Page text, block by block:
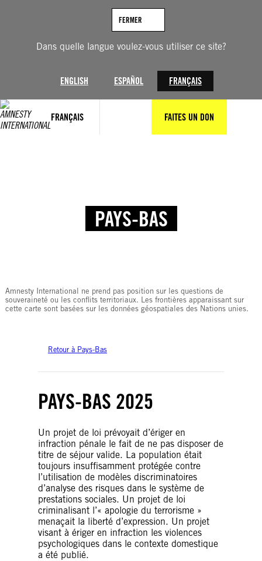
Dans quelle langue voulez-vous utiliser ce site?
ENGLISH ESPAÑOL FRANÇAIS
FERMER
FRANÇAIS FAITES UN DON
PAYS-BAS
Amnesty International ne prend pas position sur les questions de
souveraineté ou les conflits territoriaux. Les frontières apparaissant sur
cette carte sont basées sur les données géospatiales des Nations unies.
Retour à Pays-Bas
PAYS-BAS 2025
Un projet de loi prévoyait d’ériger en
infraction pénale le fait de ne pas disposer de
titre de séjour valide. La population était
toujours insuffisamment protégée contre
l’utilisation de modèles discriminatoires
d’analyse des risques dans le système de
prestations sociales. Un projet de loi
criminalisant l’« apologie du terrorisme »
menaçait la liberté d’expression. Un projet
visant à ériger en infraction les violences
psychologiques dans le contexte domestique
a été publié.